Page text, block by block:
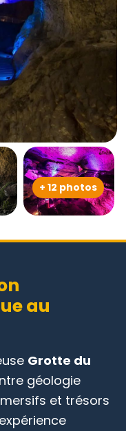
+ 12 photos
au
Grotte du
géologie
et trésors